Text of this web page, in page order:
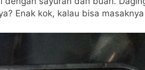
Enak kok, kalau bisa